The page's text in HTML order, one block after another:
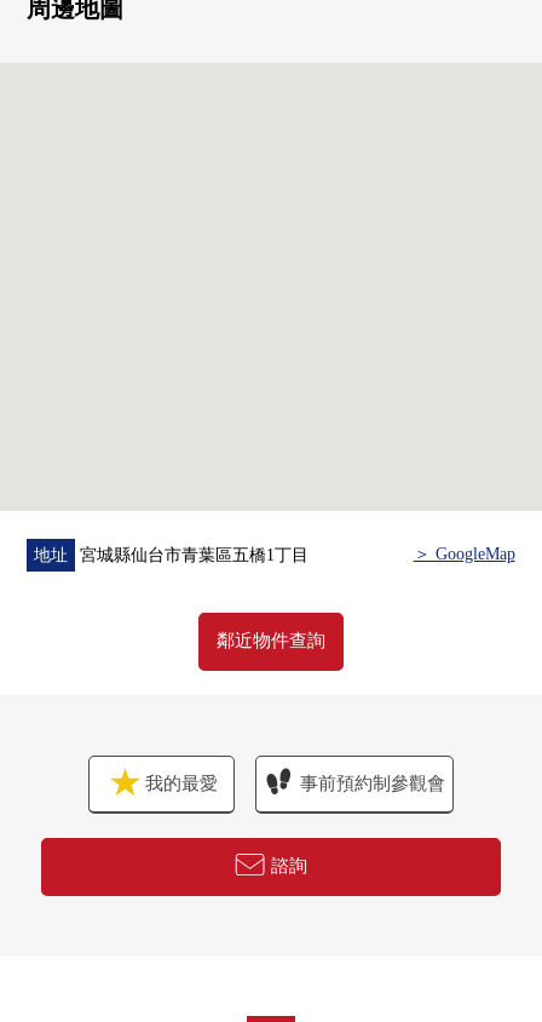
周邊地圖
地址 宮城縣仙台市青葉區五橋1丁目 ＞ GoogleMap
鄰近物件查詢
我的最愛 事前預約制參觀會
諮詢